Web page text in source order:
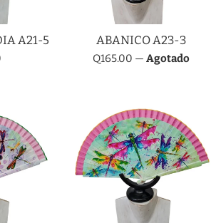
A21-5 ABANICO A23-3
Precio
Q165.00 — Agotado